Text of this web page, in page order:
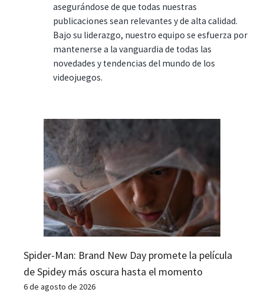
asegurándose de que todas nuestras
publicaciones sean relevantes y de alta calidad.
Bajo su liderazgo, nuestro equipo se esfuerza por
mantenerse a la vanguardia de todas las
novedades y tendencias del mundo de los
videojuegos.
Spider-Man: Brand New Day promete la película
de Spidey más oscura hasta el momento
6 de agosto de 2026